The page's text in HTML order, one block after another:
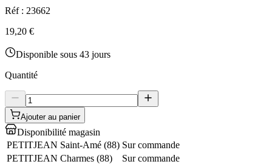
Réf : 23662
19,20 €
Disponible sous 43 jours
Quantité
Ajouter au panier
Disponibilité magasin
PETITJEAN Saint-Amé (88) Sur commande
PETITJEAN Charmes (88)
Sur commande